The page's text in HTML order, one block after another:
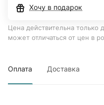
Хочу в подарок
Цена действительна только
может отличаться от цен в
Оплата Доставка